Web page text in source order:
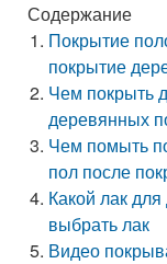
Содержание
Покрытие
покрытие
Чем покрыть
деревянных
Чем помыть
пол после
Какой лак
выбрать лак
Видео